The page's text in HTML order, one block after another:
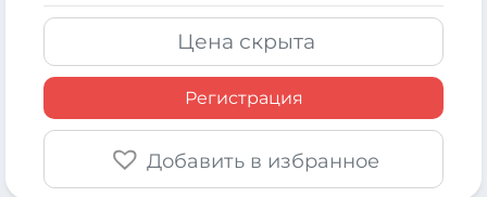
Цена скрыта
Регистрация
Добавить в избранное